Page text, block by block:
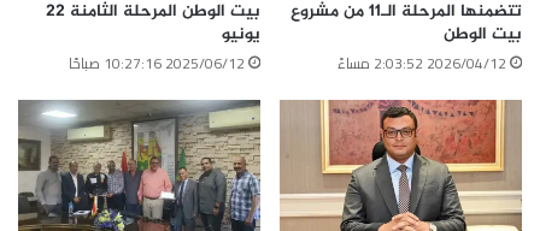
تتضمنها المرحلة الـ11 من مشروع
بيت الوطن
2026/04/12 2:03:52 مساءً
بيت الوطن المرحلة الثامنة 22
يونيو
2025/06/12 10:27:16 صباحًا